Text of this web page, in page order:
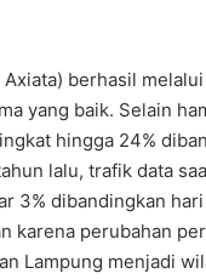
Axiata) berhasil
yang baik. Selain
hingga 24%
lalu, trafik data
3% dibandingkan
karena perubahan
Lampung menjadi